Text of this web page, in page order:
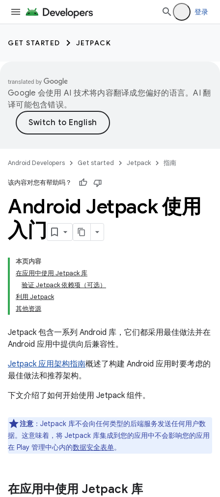
登录
GET STARTED JETPACK
Google 会使用 AI 技术将内容翻译成您偏好的语言。AI 翻
译可能包含错误。
Android Developers Get started Jetpack 指南
该内容对您有帮助吗？
Android Jetpack 使用
入门
本页内容
在应用中使用 Jetpack 库
验证 Jetpack 依赖项（可选）
利用 Jetpack
其他资源
Jetpack 包含一系列 Android 库，它们都采用最佳做法并在
Android 应用中提供向后兼容性。
Jetpack 应用架构指南概述了构建 Android 应用时要考虑的
最佳做法和推荐架构。
下文介绍了如何开始使用 Jetpack 组件。
注意 ：Jetpack 库不会向任何类型的后端服务发送任何用户数
据。这意味着，将 Jetpack 库集成到您的应用中不会影响您的应用
在 Play 管理中心内的数据安全表单。
在应用中使用 Jetpack 库